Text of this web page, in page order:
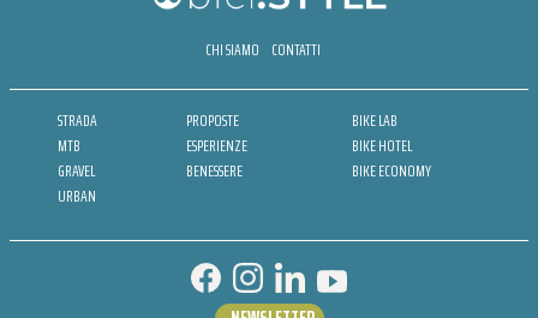
CHI SIAMO CONTATTI
STRADA
MTB
GRAVEL
URBAN
PROPOSTE
ESPERIENZE
BENESSERE
BIKE LAB
BIKE HOTEL
BIKE ECONOMY